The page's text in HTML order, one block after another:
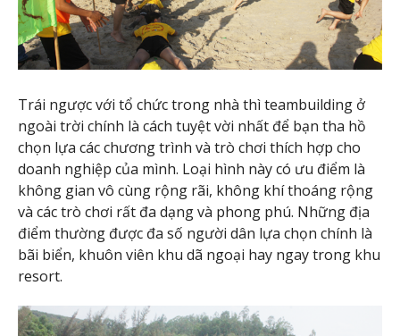
Trái ngược với tổ chức trong nhà thì teambuilding ở
ngoài trời chính là cách tuyệt vời nhất để bạn tha hồ
chọn lựa các chương trình và trò chơi thích hợp cho
doanh nghiệp của mình. Loại hình này có ưu điểm là
không gian vô cùng rộng rãi, không khí thoáng rộng
và các trò chơi rất đa dạng và phong phú. Những địa
điểm thường được đa số người dân lựa chọn chính là
bãi biển, khuôn viên khu dã ngoại hay ngay trong khu
resort.